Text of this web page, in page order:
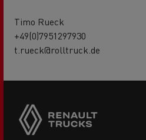
Timo Rueck
+49(0)7951297930
t.rueck@rolltruck.de